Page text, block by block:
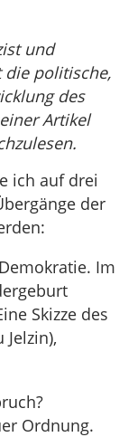
und
die politische,
des
Artikel
ich auf drei
der
Im
Skizze des
Ordnung.